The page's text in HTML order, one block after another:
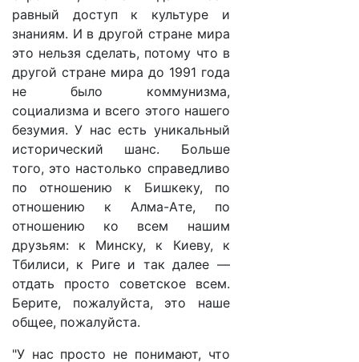
равный доступ к культуре и
знаниям. И в другой стране мира
это нельзя сделать, потому что в
другой стране мира до 1991 года
не было коммунизма,
социализма и всего этого нашего
безумия. У нас есть уникальный
исторический шанс. Больше
того, это настолько справедливо
по отношению к Бишкеку, по
отношению к Алма-Ате, по
отношению ко всем нашим
друзьям: к Минску, к Киеву, к
Тбилиси, к Риге и так далее —
отдать просто советское всем.
Берите, пожалуйста, это наше
общее, пожалуйста.
"У нас просто не понимают, что